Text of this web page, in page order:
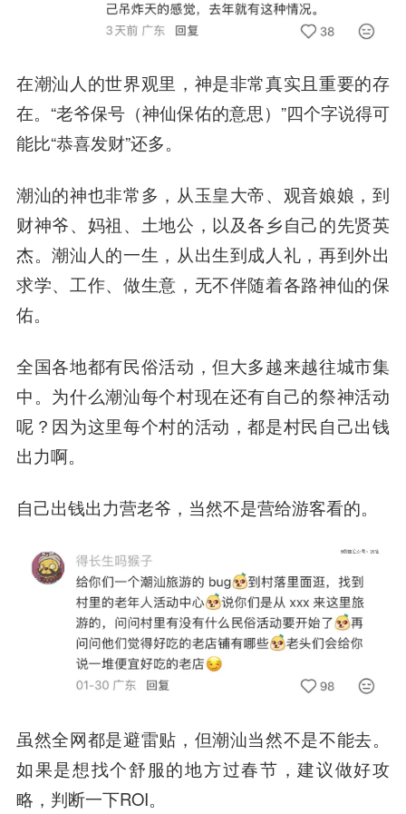
在潮汕人的世界观里，神是非常真实且重要的存
在。“老爷保号（神仙保佑的意思）”四个字说得可
能比“恭喜发财”还多。
潮汕的神也非常多，从玉皇大帝、观音娘娘，到
财神爷、妈祖、土地公，以及各乡自己的先贤英
杰。潮汕人的一生，从出生到成人礼，再到外出
求学、工作、做生意，无不伴随着各路神仙的保
佑。
全国各地都有民俗活动，但大多越来越往城市集
中。为什么潮汕每个村现在还有自己的祭神活动
呢？因为这里每个村的活动，都是村民自己出钱
出力啊。
自己出钱出力营老爷，当然不是营给游客看的。
虽然全网都是避雷贴，但潮汕当然不是不能去。
如果是想找个舒服的地方过春节，建议做好攻
略，判断一下ROI。